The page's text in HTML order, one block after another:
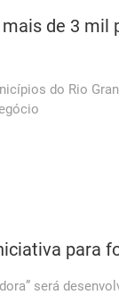
de 3
do Rio
para
será